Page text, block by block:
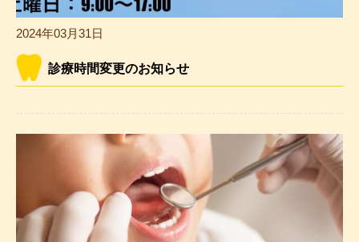
2024年03月31日
診療時間変更のお知らせ